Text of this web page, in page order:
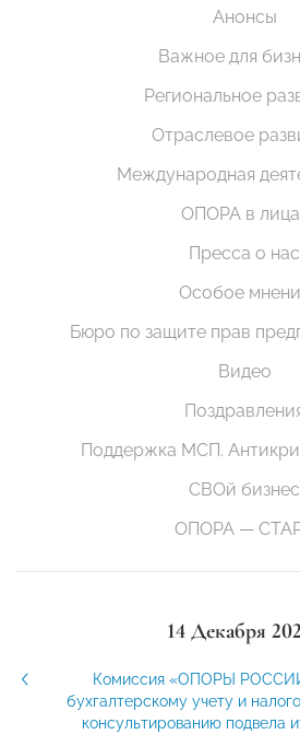
Анонсы
Важное для
Региональное
Отраслевое
Международная
ОПОРА в
Пресса о нас
Особое
Бюро по защите прав
Видео
Поддержка МСП.
СВОй бизнес
ОПОРА —
14 Декабря
Комиссия «ОПОРЫ
бухгалтерскому учету и
консультированию подвела